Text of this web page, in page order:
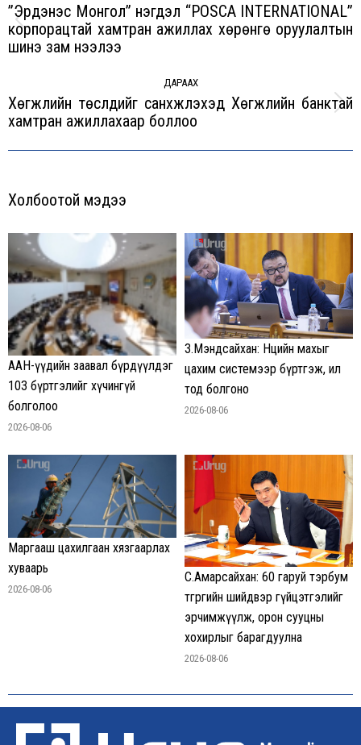
Previous
”Эрдэнэс Монгол” нэгдэл “POSCA INTERNATIONAL”
корпорацтай хамтран ажиллах хөрөнгө оруулалтын
шинэ зам нээлээ
ДАРААХ
Next
Хөгжлийн төслүүдийг санхүүжүүлэхэд Хөгжлийн банктай
хамтран ажиллахаар боллоо
Холбоотой мэдээ
ААН-үүдийн заавал бүрдүүлдэг
103 бүртгэлийг хүчингүй
болголоо
2026-08-06
З.Мэндсайхан: Нөөцийн махыг
цахим системээр бүртгэж, ил
тод болгоно
2026-08-06
Маргааш цахилгаан хязгаарлах
хуваарь
2026-08-06
С.Амарсайхан: 60 гаруй тэрбум
төгрөгийн шийдвэр гүйцэтгэлийг
эрчимжүүлж, орон сууцны
хохирлыг барагдуулна
2026-08-06